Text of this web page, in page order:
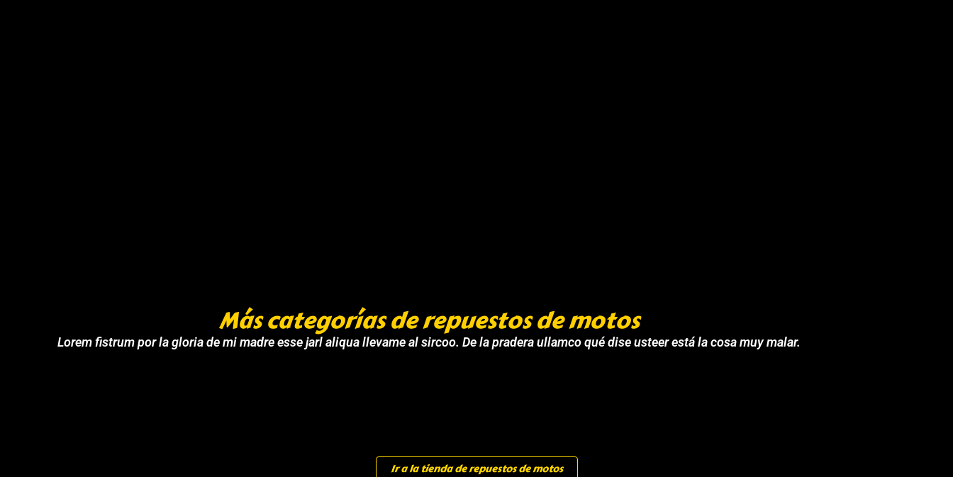
Más categorías de repuestos de motos
Lorem fistrum por la gloria de mi madre esse jarl aliqua llevame al sircoo. De la pradera ullamco qué dise usteer está la cosa muy malar.
Ir a la tienda de repuestos de motos